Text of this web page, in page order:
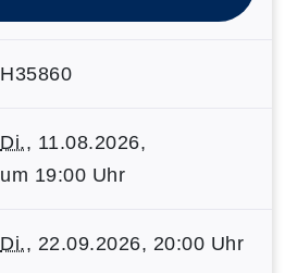
H35860
Di., 11.08.2026,
um 19:00 Uhr
Di., 22.09.2026, 20:00 Uhr